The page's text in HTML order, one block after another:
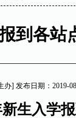
到各站
办] 发布日期：2019-
生入学